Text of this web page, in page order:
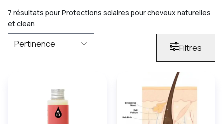
7 résultats pour Protections solaires pour cheveux naturelles
et clean
Filtres